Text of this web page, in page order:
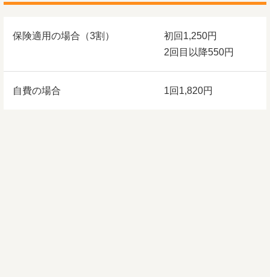
保険適用の場合（3割）
初回1,250円
2回目以降550円
自費の場合 1回1,820円